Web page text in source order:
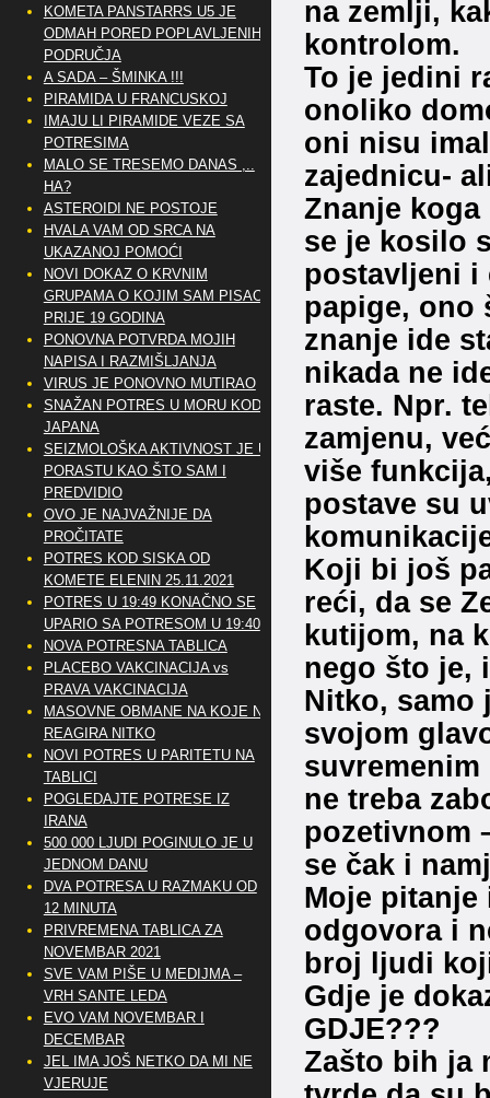
na zemlji,
kontrolom.
To je jedini
onoliko
oni nisu
zajednicu-
Znanje
se je kosilo
postavljeni i
papige, ono
znanje ide
nikada ne
raste. Npr.
zamjenu,
više
postave su
Koji bi još
reći, da se
kutijom, na
nego što je,
Nitko, samo
svojom
suvremenim
ne treba
pozetivnom
se čak i
Moje pitanje
odgovora i
broj ljudi
Gdje je
GDJE???
Zašto bih ja
KOMETA PANSTARRS U5 JE
ODMAH PORED POPLAVLJENIH
PODRUČJA
A SADA – ŠMINKA !!!
PIRAMIDA U FRANCUSKOJ
IMAJU LI PIRAMIDE VEZE SA
POTRESIMA
MALO SE TRESEMO DANAS ,..
HA?
ASTEROIDI NE POSTOJE
HVALA VAM OD SRCA NA
UKAZANOJ POMOĆI
NOVI DOKAZ O KRVNIM
GRUPAMA O KOJIM SAM PISAO
PRIJE 19 GODINA
PONOVNA POTVRDA MOJIH
NAPISA I RAZMIŠLJANJA
VIRUS JE PONOVNO MUTIRAO
SNAŽAN POTRES U MORU KOD
JAPANA
SEIZMOLOŠKA AKTIVNOST JE U
PORASTU KAO ŠTO SAM I
PREDVIDIO
OVO JE NAJVAŽNIJE DA
PROČITATE
POTRES KOD SISKA OD
KOMETE ELENIN 25.11.2021
POTRES U 19:49 KONAČNO SE
UPARIO SA POTRESOM U 19:40
NOVA POTRESNA TABLICA
PLACEBO VAKCINACIJA vs
PRAVA VAKCINACIJA
MASOVNE OBMANE NA KOJE NE
REAGIRA NITKO
NOVI POTRES U PARITETU NA
TABLICI
POGLEDAJTE POTRESE IZ
IRANA
500 000 LJUDI POGINULO JE U
JEDNOM DANU
DVA POTRESA U RAZMAKU OD
12 MINUTA
PRIVREMENA TABLICA ZA
NOVEMBAR 2021
SVE VAM PIŠE U MEDIJMA –
VRH SANTE LEDA
EVO VAM NOVEMBAR I
DECEMBAR
JEL IMA JOŠ NETKO DA MI NE
VJERUJE